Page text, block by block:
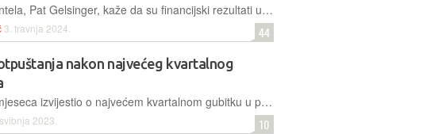
Izvršni direktor Intela, Pat Gelsinger, kaže da su financijski rezultati u 2023. posljedica prethodnih grešaka u poslovanju tvrtke
3. travnja 2024. 44
nakon najvećeg kvartalnog
Intel je prošlog mjeseca izvijestio o najvećem kvartalnom gubitku u povijesti. Neto gubitak u prvom tromjesečju iznosio je 2,8 milijardi američkih dolara, a prihod je pao za 36%.
2023. 10